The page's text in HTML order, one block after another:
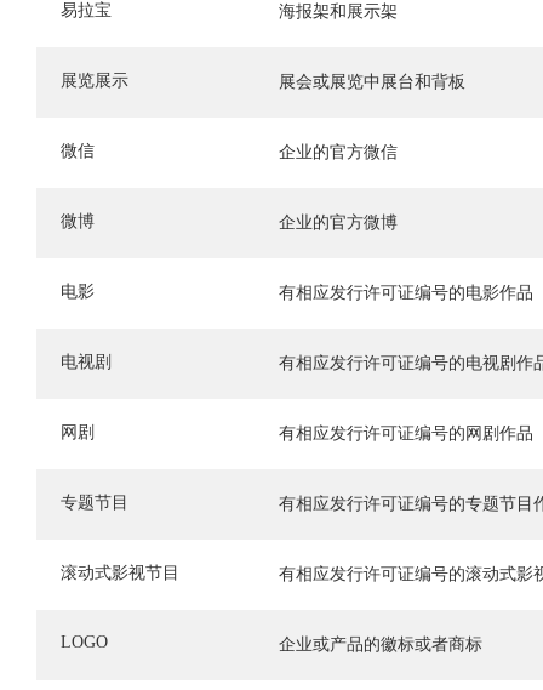
易拉宝 海报架和展示架
展览展示 展会或展览中展台和背板
微信 企业的官方微信
微博 企业的官方微博
电影 有相应发行许可证编号的电影作品
电视剧 有相应发行许可证编号的电视剧作
网剧 有相应发行许可证编号的网剧作品
专题节目 有相应发行许可证编号的专题节目
滚动式影视节目 有相应发行许可证编号的滚动式影
LOGO 企业或产品的徽标或者商标